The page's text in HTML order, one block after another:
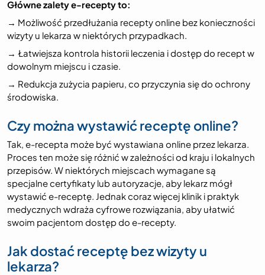
Główne zalety e-recepty to:
→ Możliwość przedłużania recepty online bez konieczności
wizyty u lekarza w niektórych przypadkach.
→ Łatwiejsza kontrola historii leczenia i dostęp do recept w
dowolnym miejscu i czasie.
→ Redukcja zużycia papieru, co przyczynia się do ochrony
środowiska.
Czy można wystawić receptę online?
Tak, e-recepta może być wystawiana online przez lekarza.
Proces ten może się różnić w zależności od kraju i lokalnych
przepisów. W niektórych miejscach wymagane są
specjalne certyfikaty lub autoryzacje, aby lekarz mógł
wystawić e-receptę. Jednak coraz więcej klinik i praktyk
medycznych wdraża cyfrowe rozwiązania, aby ułatwić
swoim pacjentom dostęp do e-recepty.
Jak dostać receptę bez wizyty u
lekarza?